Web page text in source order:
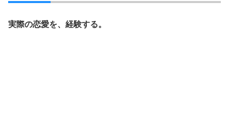
実際の恋愛を、経験する。